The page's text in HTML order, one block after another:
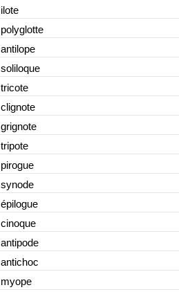
ilote
polyglotte
antilope
soliloque
tricote
clignote
grignote
tripote
pirogue
synode
épilogue
cinoque
antipode
antichoc
myope